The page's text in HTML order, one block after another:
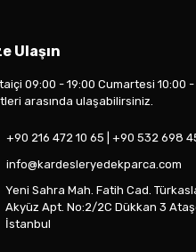
Ulaşın
09:00 - 19:00 Cumartesi 10:00 -
arasında ulaşabilirsiniz.
+90 216 472 10 65 | +90 532 698
info@kardesleryedekparca.com
Yeni Sahra Mah. Fatih Cad.
Akyüz Apt. No:2/2C Dükkan 3
İstanbul